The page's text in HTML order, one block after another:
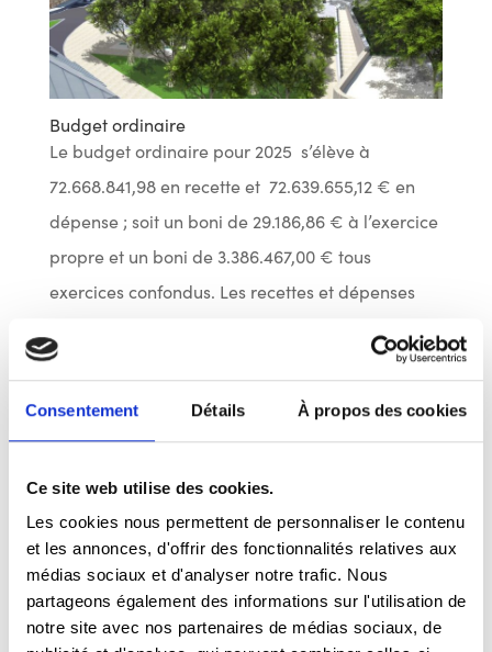
Consentement Détails À propos des cookies
Ce site web utilise des cookies.
Les cookies nous permettent de personnaliser le contenu
et les annonces, d'offrir des fonctionnalités relatives aux
médias sociaux et d'analyser notre trafic. Nous
partageons également des informations sur l'utilisation de
notre site avec nos partenaires de médias sociaux, de
Budget ordinaire
Le budget ordinaire pour 2025 s’élève à
72.668.841,98 en recette et 72.639.655,12 € en
dépense ; soit un boni de 29.186,86 € à l’exercice
propre et un boni de 3.386.467,00 € tous
exercices confondus. Les recettes et dépenses
budget initial de 2024.
Bien que les recettes importantes aient fait
l’objet d’une augmentation ou d’une indexation
significative, il a été nécessaire d’utiliser une
partie de nos provisions (un peu moins de
2.500.000 €) afin d’atteindre l’équilibre. Malgré
cette reprise, le montant des provisions s’élèvent
encore à 10.420.531,70 €.